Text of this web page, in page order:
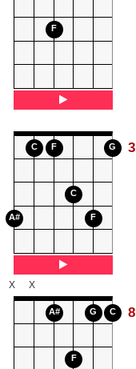
F
A#
C F
C
F
G 3
A#
F
G C
X X
8